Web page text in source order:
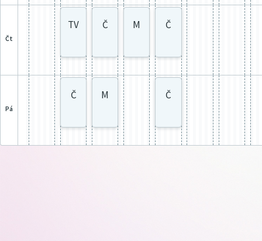
čt
TV Č M Č
pá
Č M Č